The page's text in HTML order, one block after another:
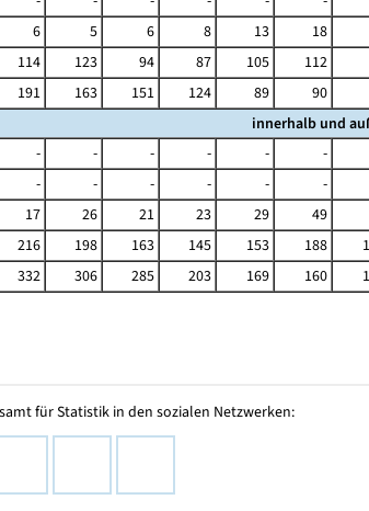
6 5 6 8 13 18
114 123 94 87 105 112
191 163 151 124 89 90
innerhalb und
- - - - - -
- - - - - -
17 26 21 23 29 49
216 198 163 145 153 188
332 306 285 203 169 160
für Statistik in den sozialen Netzwerken: